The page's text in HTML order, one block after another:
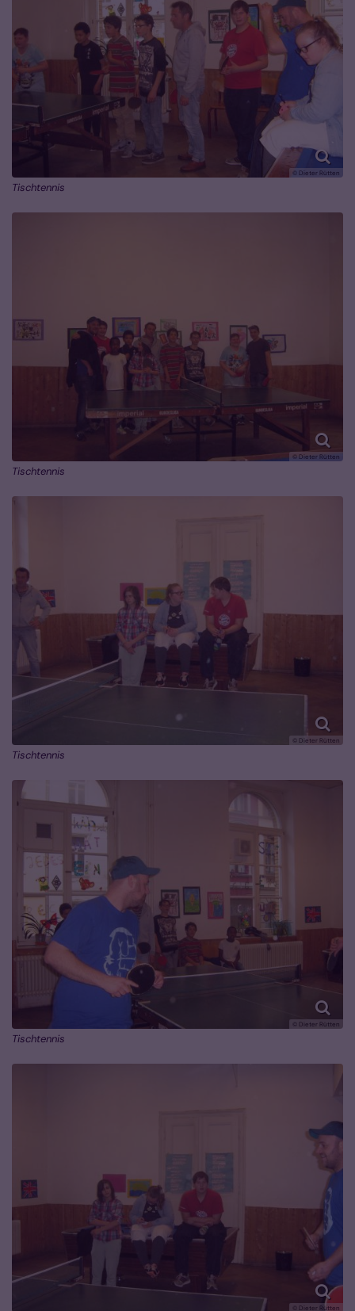
© Dieter Rütten
Tischtennis
© Dieter Rütten
Tischtennis
© Dieter Rütten
Tischtennis
© Dieter Rütten
Tischtennis
© Dieter Rütten